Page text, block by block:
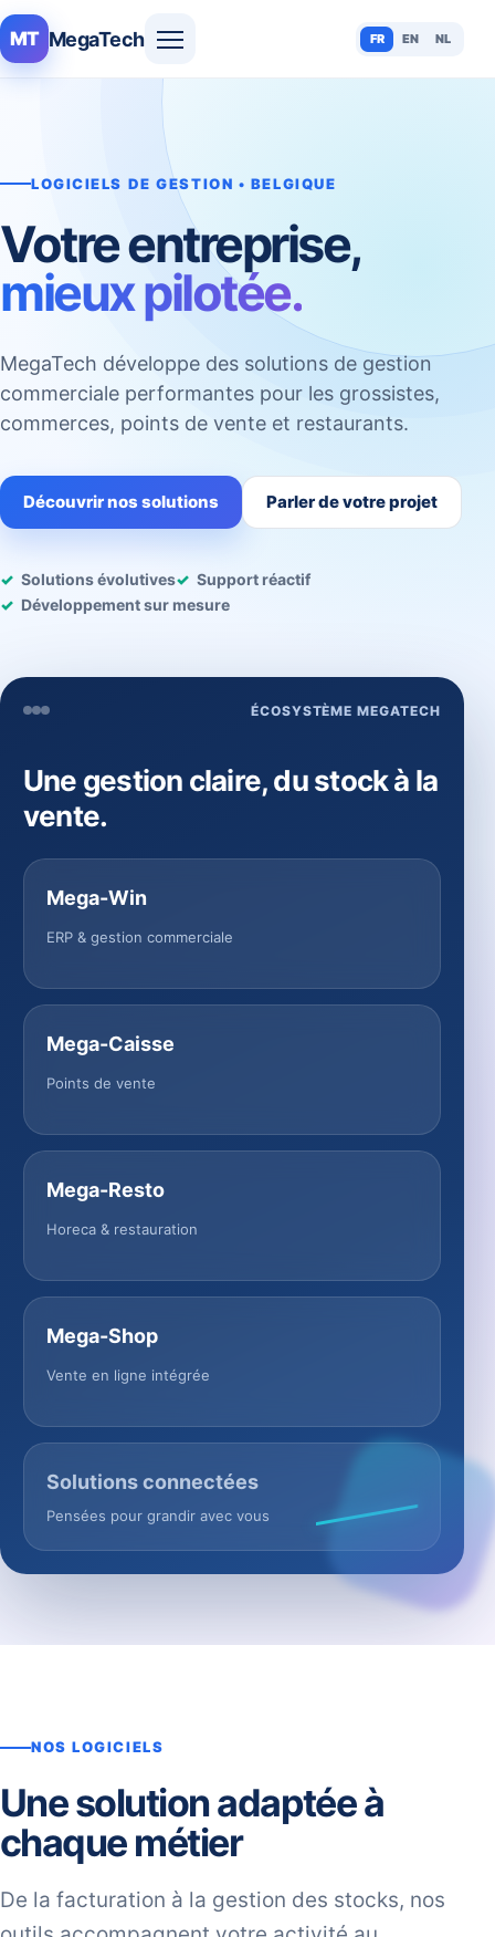
MT MegaTech FR EN NL
LOGICIELS DE GESTION • BELGIQUE
Votre entreprise,
mieux pilotée.
MegaTech développe des solutions de gestion
commerciale performantes pour les grossistes,
commerces, points de vente et restaurants.
Découvrir nos solutions Parler de votre projet
Solutions évolutives
Support réactif
Développement sur mesure
ÉCOSYSTÈME MEGATECH
Une gestion claire, du stock à la
vente.
Mega-Win
ERP & gestion commerciale
Mega-Caisse
Points de vente
Mega-Resto
Horeca & restauration
Mega-Shop
Vente en ligne intégrée
Solutions connectées
Pensées pour grandir avec vous
NOS LOGICIELS
Une solution adaptée à
chaque métier
De la facturation à la gestion des stocks, nos